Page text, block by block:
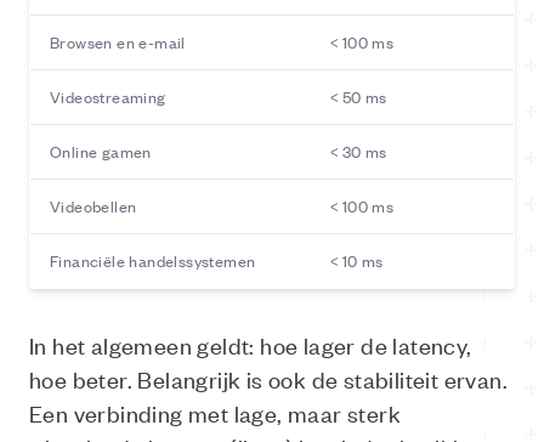
Browsen en e-mail < 100 ms
Videostreaming < 50 ms
Online gamen < 30 ms
Videobellen < 100 ms
Financiële handelssystemen < 10 ms
In het algemeen geldt: hoe lager de latency,
hoe beter. Belangrijk is ook de stabiliteit ervan.
Een verbinding met lage, maar sterk